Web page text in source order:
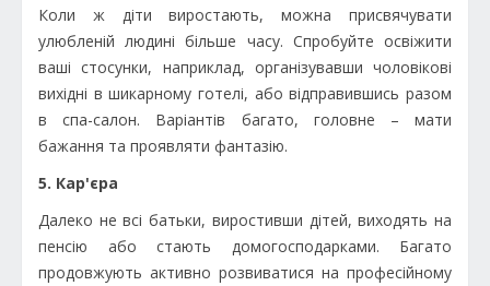
Коли ж діти виростають, можна присвячувати
улюбленій людині більше часу. Спробуйте освіжити
ваші стосунки, наприклад, організувавши чоловікові
вихідні в шикарному готелі, або відправившись разом
в спа-салон. Варіантів багато, головне – мати
бажання та проявляти фантазію.
5. Кар'єра
Далеко не всі батьки, виростивши дітей, виходять на
пенсію або стають домогосподарками. Багато
продовжують активно розвиватися на професійному